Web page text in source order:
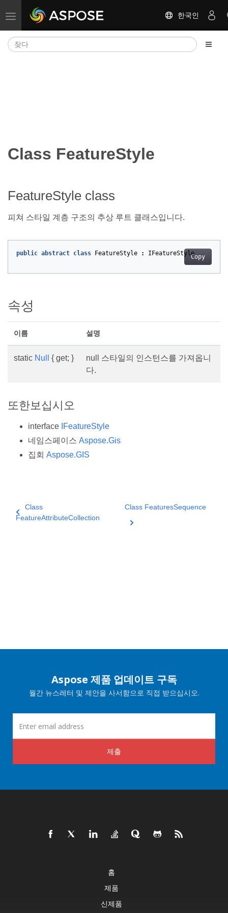
탐색 전환 한국인
Class FeatureStyle
FeatureStyle class
피쳐 스타일 계층 구조의 추상 루트 클래스입니다.
Copy
public abstract class FeatureStyle : IFeatureStyle
속성
이름 설명
static Null { get; }
null 스타일의 인스턴스를 가져옵니
다.
또한보십시오
interface IFeatureStyle
네임스페이스 Aspose.Gis
집회 Aspose.GIS
Class
FeatureAttributeCollection
Class FeaturesSequence
Aspose 제품 업데이트 구독
월간 뉴스레터 및 제안을 사서함으로 직접 받으십시오.
제출
홈
제품
신제품